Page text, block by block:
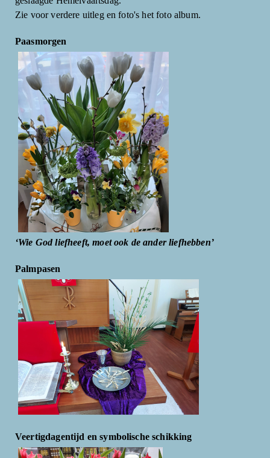
Zie voor verdere uitleg en foto's het foto album.
Paasmorgen
‘Wie God liefheeft, moet ook de ander liefhebben’
Palmpasen
Veertigdagentijd en symbolische schikking